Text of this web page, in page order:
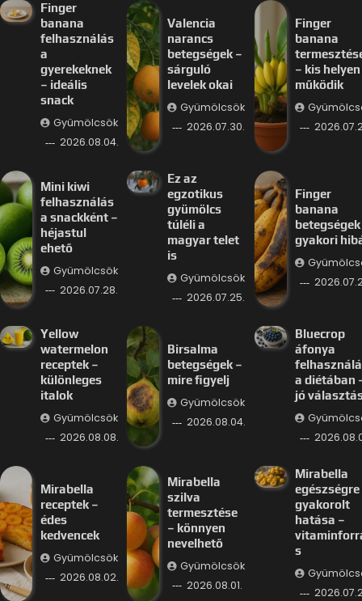
Finger
banana
felhasználás
a
gyerekeknek
– ideális
snack
Gyümölcsök
2026.08.04.
Valencia
narancs
betegségek –
sárguló
levelek okai
Gyümölcsök
2026.07.30.
Finger
banana
– kis
működik
Mini kiwi
felhasználás
a snackként –
héjastul
ehető
Gyümölcsök
2026.07.28.
Ez az
egzotikus
gyümölcs
túléli a
magyar telet
is
Gyümölcsök
2026.07.25.
Finger
banana
betegségek
gyakori
Yellow
watermelon
receptek –
különleges
italok
Gyümölcsök
2026.08.08.
Birsalma
betegségek –
mire figyelj
Gyümölcsök
2026.08.04.
Bluecrop
áfonya
a diétában
jó
Mirabella
receptek –
édes
kedvencek
Gyümölcsök
2026.08.02.
Mirabella
szilva
termesztése
– könnyen
nevelhető
Gyümölcsök
2026.08.01.
Mirabella
egészségre
gyakorolt
hatása –
s